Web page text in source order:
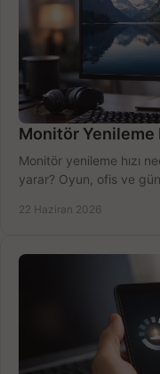
Monitör Yenileme
Monitör yenileme hızı
yarar? Oyun, ofis ve
22 Haziran 2026